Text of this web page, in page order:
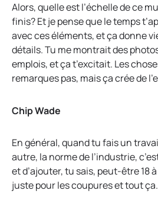
Alors, quelle est l’échelle de ce
finis? Et je pense que le temps
avec ces éléments, et ça donne
détails. Tu me montrait des
emplois, et ça t’excitait. Les
remarques pas, mais ça crée de
Chip Wade
En général, quand tu fais un
autre, la norme de l’industrie,
et d’ajouter, tu sais, peut-être 18
juste pour les coupures et tout ça.